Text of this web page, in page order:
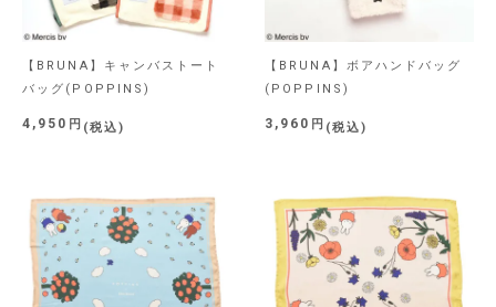
【BRUNA】キャンバストート
バッグ(POPPINS)
4,950 税込
【BRUNA】ボアハンドバッグ
(POPPINS)
3,960 税込